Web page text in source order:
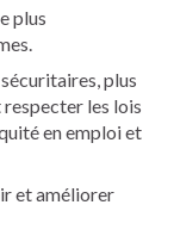
plus
plus
les lois
en emploi et
et améliorer